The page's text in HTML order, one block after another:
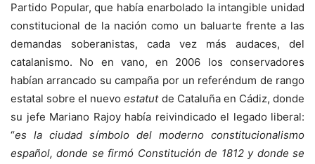
Partido Popular, que había enarbolado la intangible unidad
constitucional de la nación como un baluarte frente a las
demandas soberanistas, cada vez más audaces, del
catalanismo. No en vano, en 2006 los conservadores
habían arrancado su campaña por un referéndum de rango
estatal sobre el nuevoestatutde Cataluña en Cádiz, donde
su jefe Mariano Rajoy había reivindicado el legado liberal:
“es la ciudad símbolo del moderno constitucionalismo
español, donde se firmó Constitución de 1812 y donde se